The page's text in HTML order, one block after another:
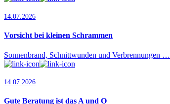
14.07.2026
Vorsicht bei kleinen Schrammen
Sonnenbrand, Schnittwunden und Verbrennungen …
14.07.2026
Gute Beratung ist das A und O